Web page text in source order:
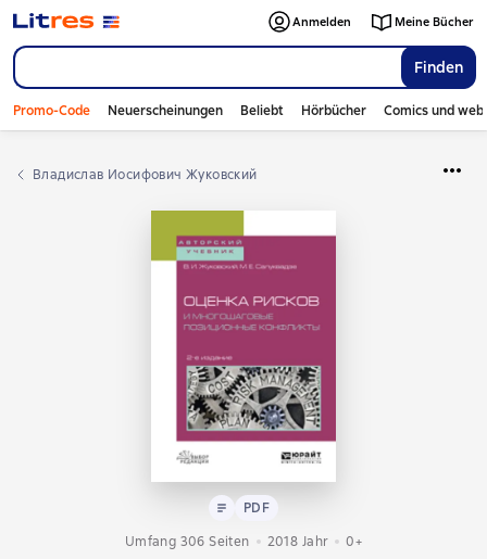
Finden
Anmelden Meine Bücher
Promo-Code Neuerscheinungen Beliebt Hörbücher Comics und
Владислав Иосифович Жуковский
Text PDF
PDF
Umfang 306 Seiten
2018 Jahr 0+